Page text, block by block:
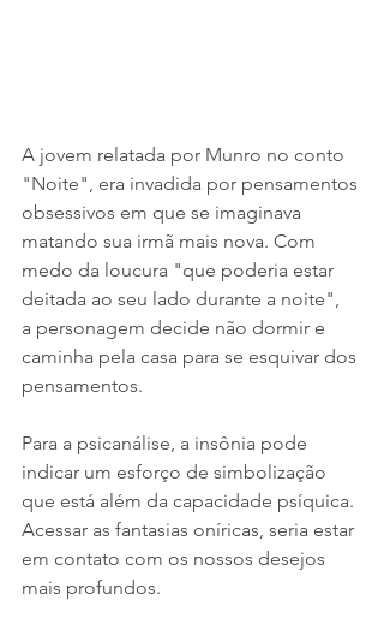
A jovem relatada por Munro no conto
"Noite", era invadida por pensamentos
obsessivos em que se imaginava
matando sua irmã mais nova. Com
medo da loucura "que poderia estar
deitada ao seu lado durante a noite",
a personagem decide não dormir e
caminha pela casa para se esquivar dos
pensamentos.
Para a psicanálise, a insônia pode
indicar um esforço de simbolização
que está além da capacidade psíquica.
Acessar as fantasias oníricas, seria estar
em contato com os nossos desejos
mais profundos.